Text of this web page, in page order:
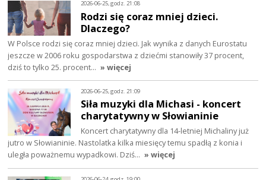
2026-06-25, godz. 21:08
Rodzi się coraz mniej dzieci.
Dlaczego?
W Polsce rodzi się coraz mniej dzieci. Jak wynika z danych Eurostatu
jeszcze w 2006 roku gospodarstwa z dziećmi stanowiły 37 procent,
dziś to tylko 25. procent… » więcej
2026-06-25, godz. 21:09
Siła muzyki dla Michasi - koncert
charytatywny w Słowianinie
Koncert charytatywny dla 14-letniej Michaliny już
jutro w Słowianinie. Nastolatka kilka miesięcy temu spadłą z konia i
uległa poważnemu wypadkowi. Dziś… » więcej